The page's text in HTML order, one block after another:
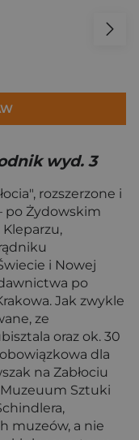
wyd. 3
rozszerzone i
po Żydowskim
i Nowej
po
Jak zwykle
ze
oraz ok. 30
dla
na Zabłociu
Sztuki
muzeów, a nie